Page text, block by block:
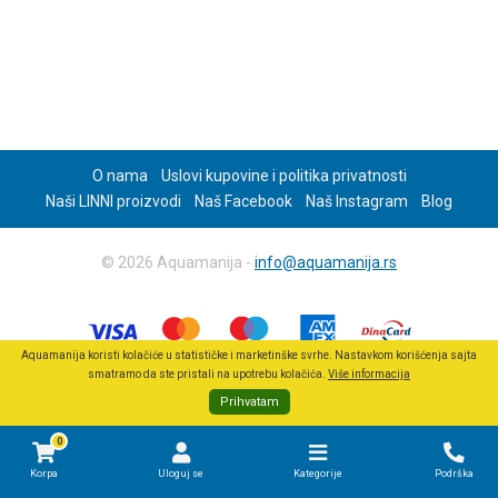
0
Korpa Uloguj se Kategorije Podrška
O nama
Uslovi kupovine i politika privatnosti
Naši LINNI proizvodi
Naš Facebook Naš Instagram Blog
© 2026 Aquamanija - info@aquamanija.rs
Aquamanija koristi kolačiće u statističke i marketinške svrhe. Nastavkom korišćenja sajta
smatramo da ste pristali na upotrebu kolačića. Više informacija
Prihvatam